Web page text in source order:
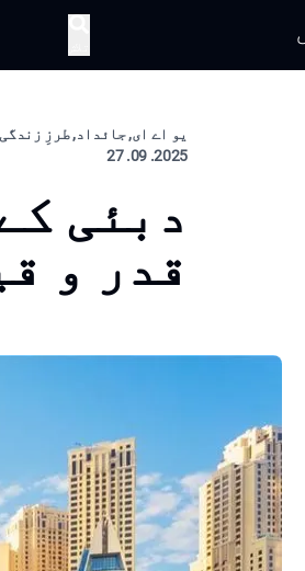
یو اے ای, جائداد, طرزِ زندگی
2025. 09. 27
دبئی
قدر و